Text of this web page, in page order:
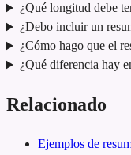
¿Qué longitud debe
¿Debo incluir un
¿Cómo hago que el
¿Qué diferencia hay
Relacionado
Ejemplos de